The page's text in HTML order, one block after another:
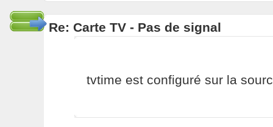
Re: Carte TV - Pas de signal
tvtime est configuré sur la